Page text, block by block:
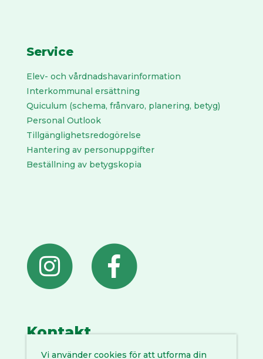
Service
Elev- och vårdnadshavarinformation
Interkommunal ersättning
Quiculum (schema, frånvaro, planering, betyg)
Personal Outlook
Tillgänglighetsredogörelse
Hantering av personuppgifter
Beställning av betygskopia
Kontakt
Vi använder cookies för att utforma din